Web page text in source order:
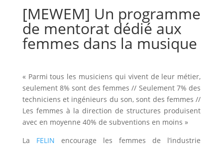
[MEWEM] Un programme
de mentorat dédié aux
femmes dans la musique
« Parmi tous les musiciens qui vivent de leur métier,
seulement 8% sont des femmes // Seulement 7% des
techniciens et ingénieurs du son, sont des femmes //
Les femmes à la direction de structures produisent
avec en moyenne 40% de subventions en moins »
La FELIN encourage les femmes de l’industrie